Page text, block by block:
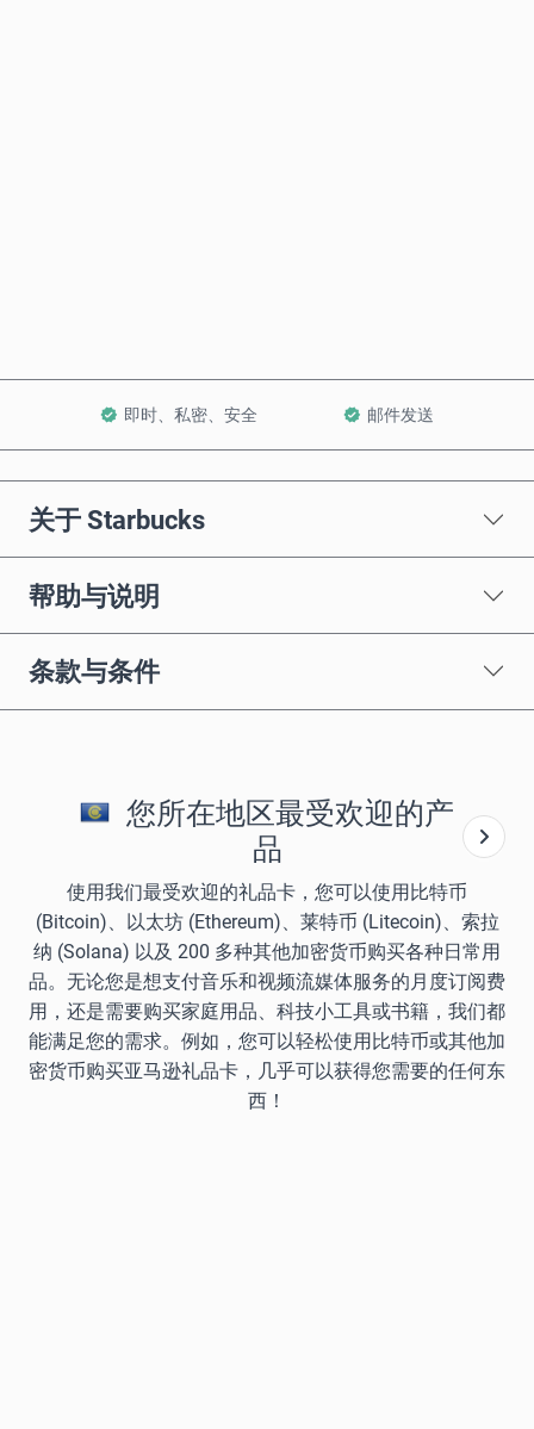
即时、私密、安全 邮件发送
关于 Starbucks
帮助与说明
条款与条件
您所在地区最受欢迎的产
品
使用我们最受欢迎的礼品卡，您可以使用比特币
(Bitcoin)、以太坊 (Ethereum)、莱特币 (Litecoin)、索拉
纳 (Solana) 以及 200 多种其他加密货币购买各种日常用
品。无论您是想支付音乐和视频流媒体服务的月度订阅费
用，还是需要购买家庭用品、科技小工具或书籍，我们都
能满足您的需求。例如，您可以轻松使用比特币或其他加
密货币购买亚马逊礼品卡，几乎可以获得您需要的任何东
西！